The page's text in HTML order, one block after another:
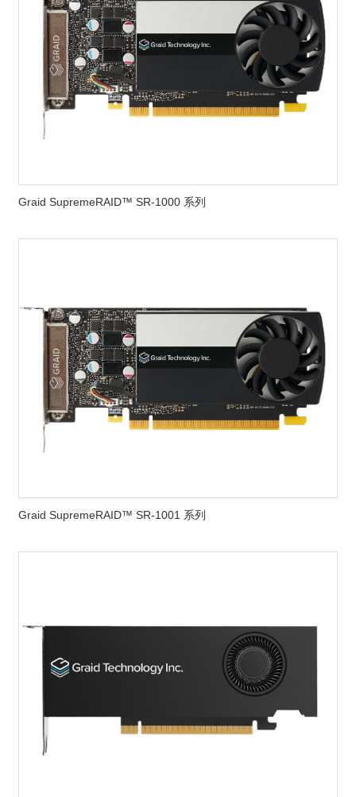
Graid SupremeRAID™ SR-1000 系列
Graid SupremeRAID™ SR-1001 系列